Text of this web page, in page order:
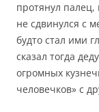
протянул палец,
не сдвинулся с
будто стал ими
сказал тогда
огромных
человечков» с